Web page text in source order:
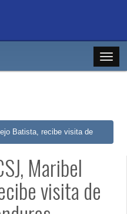
Batista, recibe visita de
Maribel
visita de